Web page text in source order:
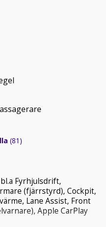
(81)
Fyrhjulsdrift,
(fjärrstyrd), Cockpit,
Lane Assist, Front
Apple CarPlay